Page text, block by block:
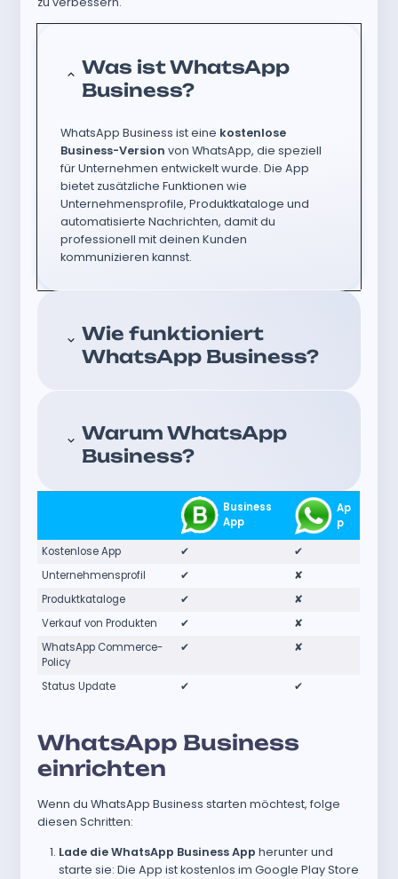
Was ist WhatsApp
Business?
WhatsApp Business ist eine kostenlose
Business-Version von WhatsApp, die speziell
für Unternehmen entwickelt wurde. Die App
bietet zusätzliche Funktionen wie
Unternehmensprofile, Produktkataloge und
automatisierte Nachrichten, damit du
professionell mit deinen Kunden
kommunizieren kannst.
Wie funktioniert
WhatsApp Business?
Warum WhatsApp
Business?
Business
App
Ap
p
Kostenlose App
✔
✔
Unternehmensprofil
✔
✘
Produktkataloge
✔
✘
Verkauf von Produkten
✔
✘
WhatsApp Commerce-
Policy
✔ ✘
Status Update ✔ ✔
WhatsApp Business
einrichten
Wenn du WhatsApp Business starten möchtest, folge
diesen Schritten:
Lade die WhatsApp Business App herunter und
starte sie: Die App ist kostenlos im Google Play Store